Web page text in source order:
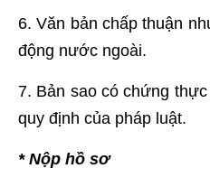
6. Văn bản chấp thuận
động nước ngoài.
7. Bản sao có chứng
quy định của pháp luật.
* Nộp hồ sơ